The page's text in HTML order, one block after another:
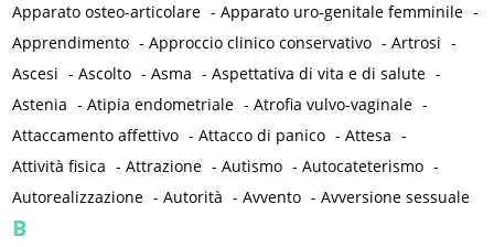
Apparato osteo-articolare -Apparato uro-genitale femminile -
Apprendimento -Approccio clinico conservativo -Artrosi -
Ascesi -Ascolto -Asma -Aspettativa di vita e di salute -
Astenia -Atipia endometriale -Atrofia vulvo-vaginale -
Attaccamento affettivo -Attacco di panico -Attesa -
Attività fisica -Attrazione -Autismo -Autocateterismo -
Autorealizzazione -Autorità -Avvento -Avversione sessuale
B